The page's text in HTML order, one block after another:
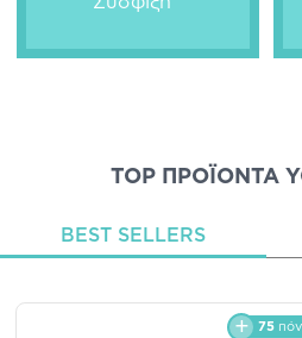
TOP ΠΡΟΪΟΝΤΑ
BEST SELLERS
75